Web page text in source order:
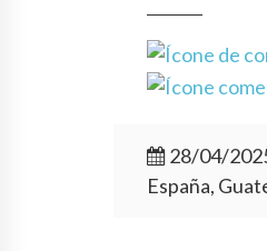
28/04/
España,